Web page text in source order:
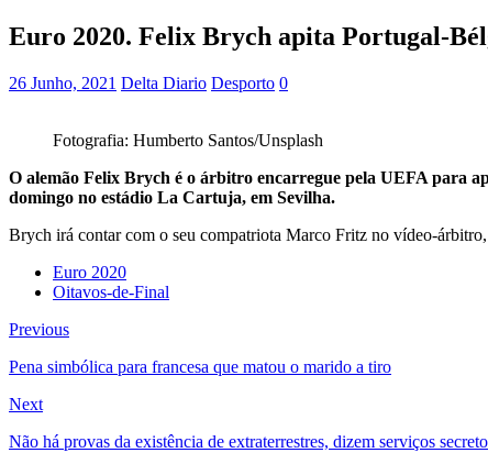
Euro 2020. Felix Brych apita Portugal-
26 Junho, 2021 Delta Diario Desporto 0
Fotografia: Humberto Santos/Unsplash
O alemão Felix Brych é o árbitro encarregue pela UEFA para
domingo no estádio La Cartuja, em Sevilha.
Brych irá contar com o seu compatriota Marco Fritz no vídeo-
Euro 2020
Oitavos-de-Final
Previous
Pena simbólica para francesa que matou o marido a tiro
Next
Não há provas da existência de extraterrestres, dizem serviços